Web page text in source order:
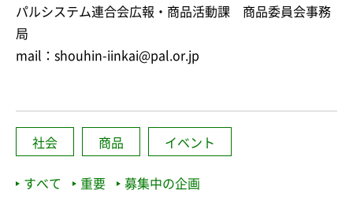
パルシステム連合会広報・商品活動課 商品委員会事務
局
mail：shouhin-iinkai@pal.or.jp
社会 商品 イベント
すべて 重要 募集中の企画